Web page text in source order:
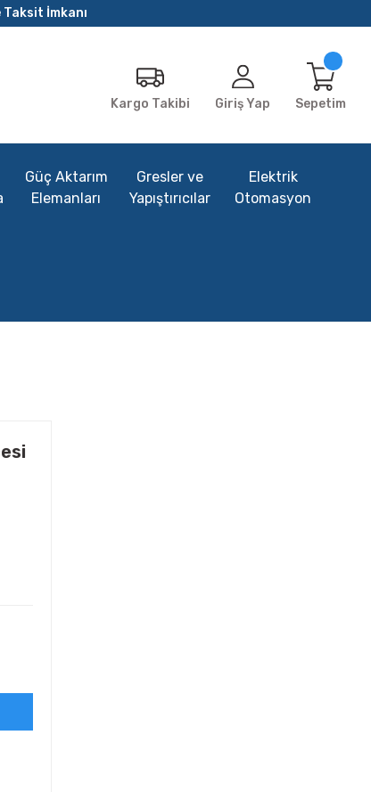
İmkanı
Kargo Takibi Giriş Yap Sepetim
Güç Aktarım
Elemanları
Gresler ve
Yapıştırıcılar
Elektrik
Otomasyon